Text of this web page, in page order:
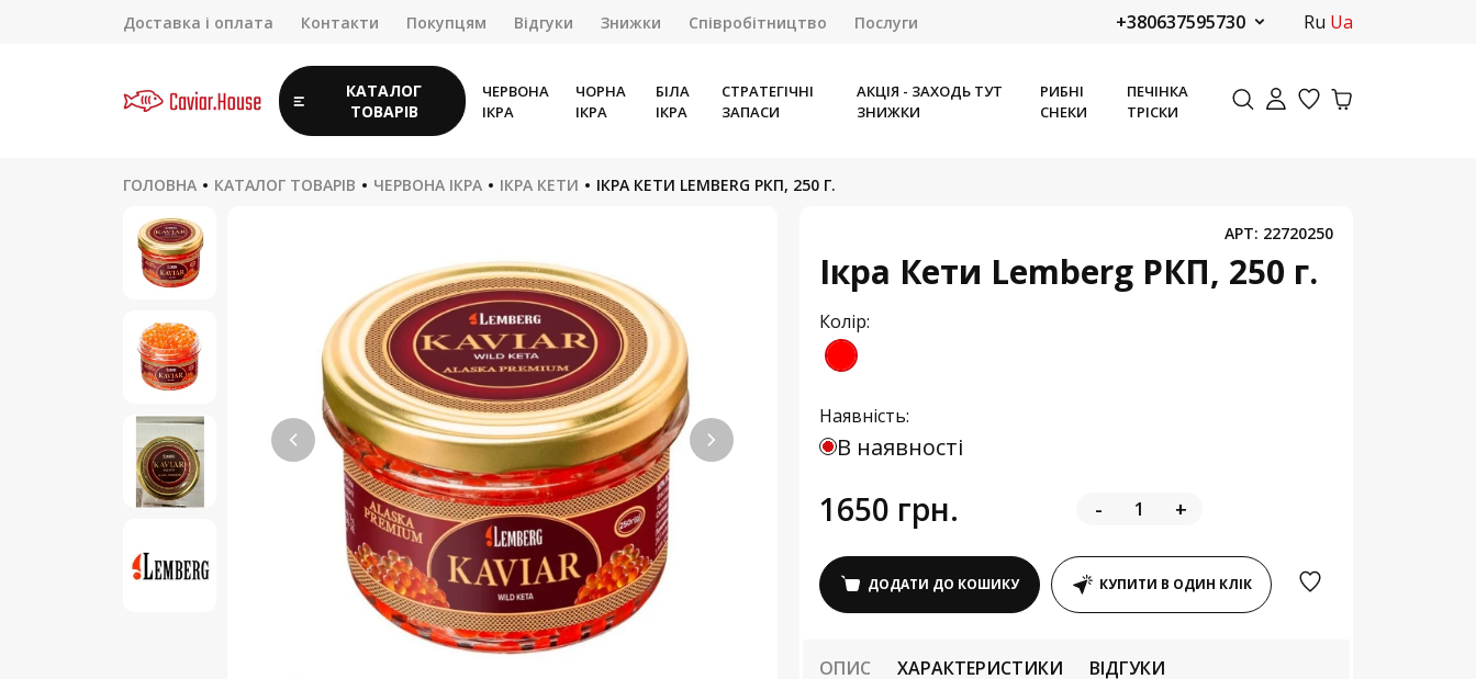
Доставка і оплата Контакти Покупцям Відгуки Знижки Співробітництво Послуги +380637595730 ru ua
КАТАЛОГ
ТОВАРІВ
ЧЕРВОНА
ІКРА
ЧОРНА
ІКРА
БІЛА
ІКРА
СТРАТЕГІЧНІ
ЗАПАСИ
АКЦІЯ - ЗАХОДЬ ТУТ
ЗНИЖКИ
РИБНІ
СНЕКИ
ПЕЧІНКА
ТРІСКИ
ГОЛОВНА КАТАЛОГ ТОВАРІВ ЧЕРВОНА ІКРА ІКРА КЕТИ ІКРА КЕТИ LEMBERG РКП, 250 Г.
АРТ: 22720250
Ікра Кети Lemberg РКП, 250 г.
Колір:
Наявність:
В наявності
1650 грн. - +
ДОДАТИ ДО КОШИКУ КУПИТИ В ОДИН КЛІК
ОПИС ХАРАКТЕРИСТИКИ ВІДГУКИ